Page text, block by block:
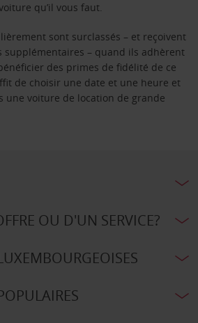
qu’il vous faut.
sont surclassés – et reçoivent
supplémentaires – quand ils adhèrent
des primes de fidélité de ce
de choisir une date et une heure et
une voiture de location de grande
OU D'UN SERVICE?